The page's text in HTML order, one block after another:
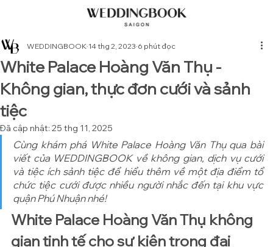
White Palace Hoàng Văn Thụ -
Không gian, thực đơn cưới và sảnh
tiệc
WEDDINGBOOK 14 thg 2, 2023 6 phút đọc
Đã cập nhật: 25 thg 11, 2025
Cùng khám phá White Palace Hoàng Văn Thụ qua bài
viết của WEDDINGBOOK về không gian, dịch vụ cưới
và tiệc ích sảnh tiệc để hiểu thêm về một địa điểm tổ
chức tiệc cưới được nhiều người nhắc đến tại khu vực
quận Phú Nhuận nhé!
White Palace Hoàng Văn Thụ không
gian tinh tế cho sự kiện trọng đại